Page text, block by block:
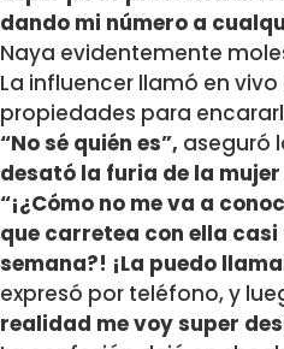
dando mi número a
Naya evidentemente
La influencer llamó en
propiedades para
“No sé quién es”, aseguró
desató la furia de la
“¡¿Cómo no me va a
que carretea con ella
semana?! ¡La puedo
expresó por teléfono, y
realidad me voy super